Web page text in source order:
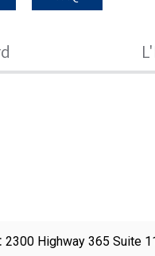
2300 Highway 365 Suite